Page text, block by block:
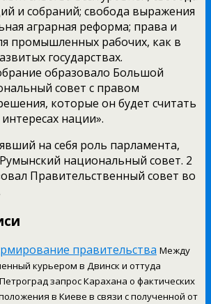
и собраний; свобода выражения
аграрная реформа; права и
промышленных рабочих, как в
государствах.
образовало Большой
совет с правом
которые он будет считать
нации».
на себя роль парламента,
национальный совет. 2
Правительственный совет во
правительства Между
курьером в Двинск и оттуда
запрос Карахана о фактических
в Киеве в связи с полученной от